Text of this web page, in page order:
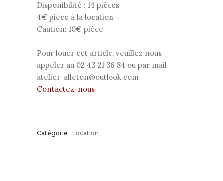
Disponibilité : 14 pièces
4€ pièce à la location –
Caution: 10€ pièce
Pour louer cet article, veuillez nous
appeler au 02 43 21 36 84 ou par mail
atelier-alleton@outlook.com
Contactez-nous
Catégorie : Location